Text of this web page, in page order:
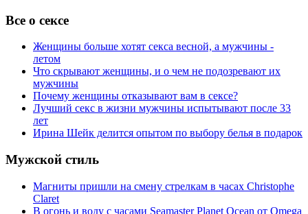
Все о сексе
Женщины больше хотят секса весной, а мужчины -
летом
Что скрывают женщины, и о чем не подозревают их
мужчины
Почему женщины отказывают вам в сексе?
Лучший секс в жизни мужчины испытывают после 33
лет
Ирина Шейк делится опытом по выбору белья в подарок
Мужской стиль
Магниты пришли на смену стрелкам в часах Christophe
Claret
В огонь и воду с часами Seamaster Planet Ocean от Omega